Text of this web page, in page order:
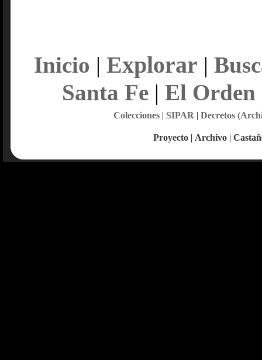
Inicio | Explorar |
Santa Fe| El Orden
Colecciones| SIPAR | Decretos
Proyecto | Archivo |